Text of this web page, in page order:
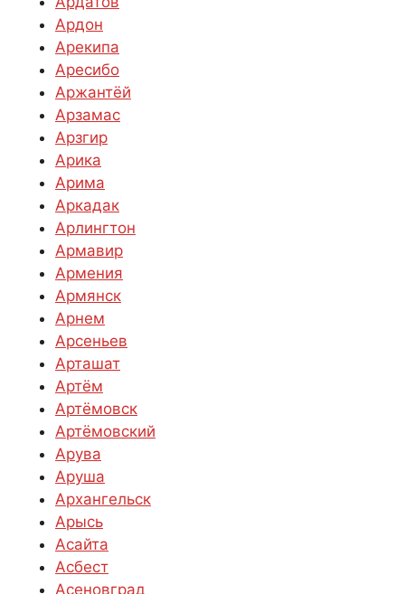
Ардон
Арекипа
Аресибо
Аржантёй
Арзамас
Арзгир
Арика
Арима
Аркадак
Арлингтон
Армавир
Армения
Армянск
Арнем
Арсеньев
Арташат
Артём
Артёмовск
Артёмовский
Арува
Аруша
Архангельск
Арысь
Асайта
Асбест
Асеновград